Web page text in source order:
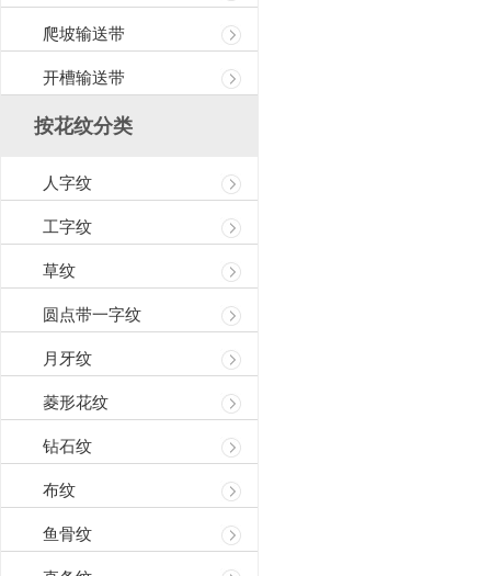
爬坡输送带
开槽输送带
按花纹分类
人字纹
工字纹
草纹
圆点带一字纹
月牙纹
菱形花纹
钻石纹
布纹
鱼骨纹